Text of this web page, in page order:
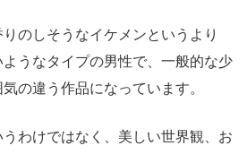
のしそうなイケメンというより
うなタイプの男性で、一般的な少
の違う作品になっています。
わけではなく、美しい世界観、お